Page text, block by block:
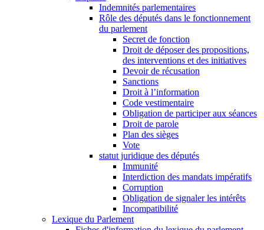
Indemnités parlementaires
Rôle des députés dans le fonctionnement
du parlement
Secret de fonction
Droit de déposer des propositions,
des interventions et des initiatives
Devoir de récusation
Sanctions
Droit à l’information
Code vestimentaire
Obligation de participer aux séances
Droit de parole
Plan des sièges
Vote
statut juridique des députés
Immunité
Interdiction des mandats impératifs
Corruption
Obligation de signaler les intérêts
Incompatibilité
Lexique du Parlement